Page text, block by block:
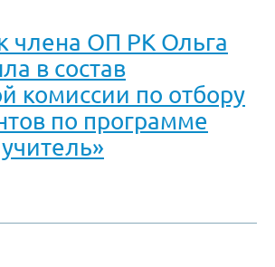
члена ОП РК Ольга
в состав
комиссии по отбору
по программе